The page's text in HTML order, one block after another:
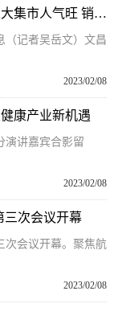
天天热消息：文昌2023年第一场消费助农大集市人气旺 销售额达18万元
（记者吴岳文）文昌
2023/02/08
康产业新机遇
演讲嘉宾合影留
2023/02/08
三次会议开幕
次会议开幕。聚焦航
2023/02/08